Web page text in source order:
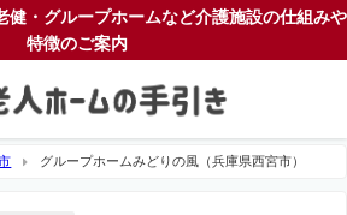
健・グループホームなど介護施設の仕組みや
特徴のご案内
グループホームみどりの風（兵庫県西宮市）